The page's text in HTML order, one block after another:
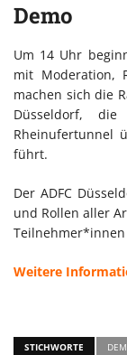
Demo
Um 14 Uhr
mit Moderation,
machen sich die
Düsseldorf,
Rheinufertunnel
führt.
Der ADFC
und Rollen aller
Weitere
STICHWORTE